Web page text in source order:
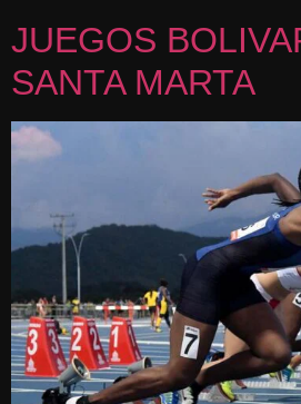
JUEGOS
SANTA MARTA